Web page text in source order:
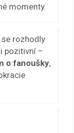
momenty.
se rozhodly
pozitivní –
o fanoušky,